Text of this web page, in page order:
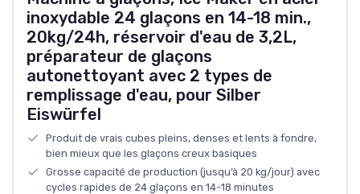
inoxydable 24 glaçons en 14-18 min.,
20kg/24h, réservoir d'eau de 3,2L,
préparateur de glaçons
autonettoyant avec 2 types de
remplissage d'eau, pour Silber
Eiswürfel
Produit de vrais cubes pleins, denses et lents à fondre,
bien mieux que les glaçons creux basiques
Grosse capacité de production (jusqu’à 20 kg/jour) avec
cycles rapides de 24 glaçons en 14-18 minutes